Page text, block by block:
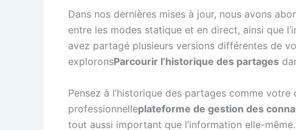
Dans nos dernières mises à jour, nous avons
entre les modes statique et en direct, ainsi que
avez partagé plusieurs versions différentes de
exploronsParcourir l’historique des partages
Pensez à l’historique des partages comme
professionnelleplateforme de gestion des
tout aussi important que l’information elle-même.